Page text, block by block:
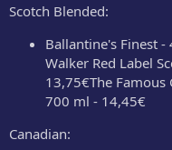
Scotch Blended:
Ballantine's Finest
Walker Red Label
13,75€The Famous
700 ml - 14,45€
Canadian: